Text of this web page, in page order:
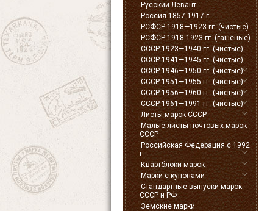
Русский Левант
Россия 1857-1917 г.
РСФСР 1918—1923 гг. (чистые)
РСФСР 1918-1923 гг. (гашеные)
СССР 1923—1940 гг. (чистые)
СССР 1941—1945 гг. (чистые)
СССР 1946—1950 гг. (чистые)
СССР 1951—1955 гг. (чистые)
СССР 1956—1960 гг. (чистые)
СССР 1961—1991 гг. (чистые)
Листы марок СССР
Малые листы почтовых марок
СССР
Российская Федерация с 1992
г.
Квартблоки марок
Марки с купонами
Стандартные выпуски марок
СССР и РФ
Земские марки